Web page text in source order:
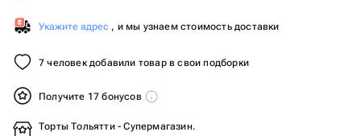
Укажите адрес , и мы узнаем стоимость доставки
7 человек добавили товар в свои подборки
Получите 17 бонусов
Торты Тольятти - Супермагазин.